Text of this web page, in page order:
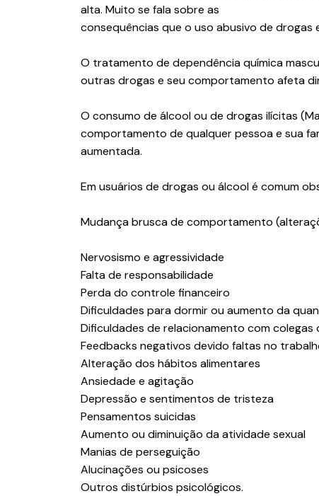
alta. Muito se fala sobre as
consequências que o uso abusivo de drogas
O tratamento de dependência química
outras drogas e seu comportamento afeta
O consumo de álcool ou de drogas ilícitas
comportamento de qualquer pessoa e sua
aumentada.
Em usuários de drogas ou álcool é comum
Mudança brusca de comportamento
Nervosismo e agressividade
Falta de responsabilidade
Perda do controle financeiro
Dificuldades para dormir ou aumento da
Dificuldades de relacionamento com
Feedbacks negativos devido faltas no
Alteração dos hábitos alimentares
Ansiedade e agitação
Depressão e sentimentos de tristeza
Pensamentos suicidas
Aumento ou diminuição da atividade sexual
Manias de perseguição
Alucinações ou psicoses
Outros distúrbios psicológicos.